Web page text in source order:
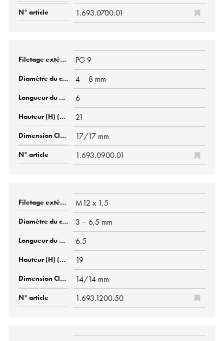
1.693.0700.01
PG 9
4 – 8 mm
6
21
17/17 mm
1.693.0900.01
M12 x 1,5
3 – 6,5 mm
6.5
19
14/14 mm
1.693.1200.50